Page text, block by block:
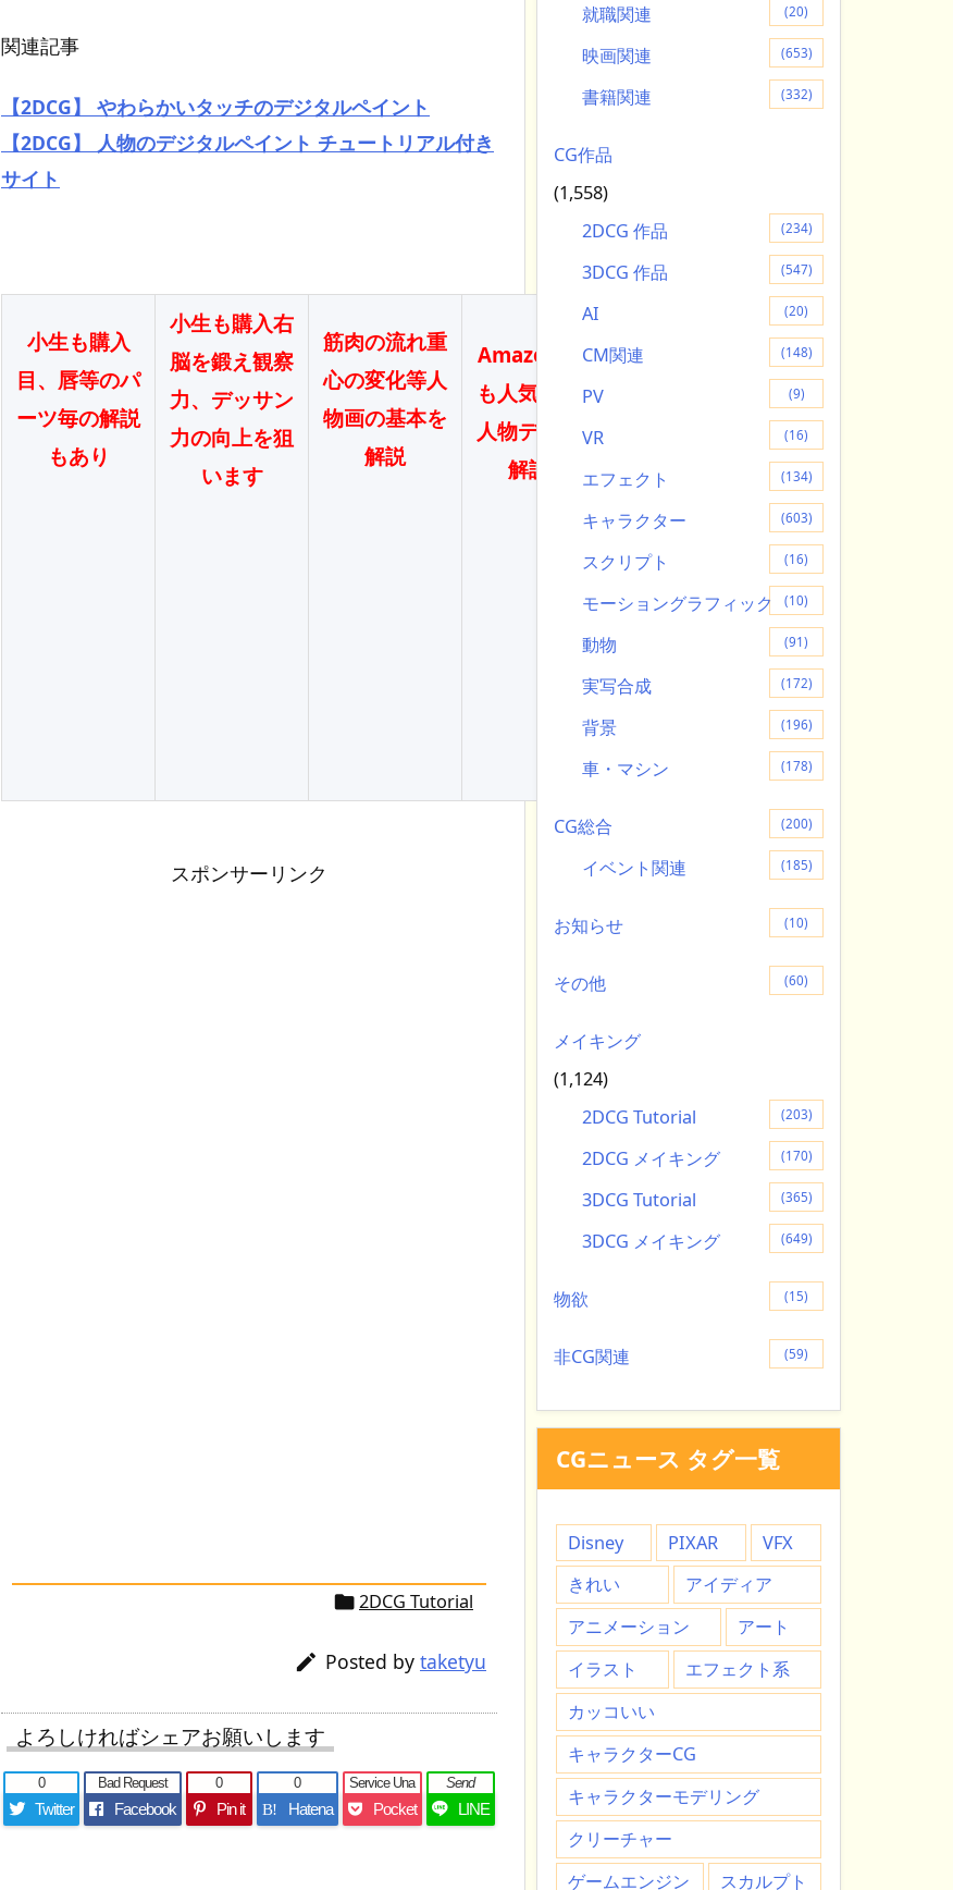
関連記事
【2DCG】 やわらかいタッチのデジタルペイント
【2DCG】 人物のデジタルペイント チュートリアル付き
サイト
小生も購入
目、唇等のパ
ーツ毎の解説
もあり
小生も購入右
脳を鍛え観察
力、デッサン
力の向上を狙
います
筋肉の流れ重
心の変化等人
物画の基本を
解説
Amazonで最
も人気のある
人物デッサン
解説書
スポンサーリンク
2DCG Tutorial
 Posted by taketyu
よろしければシェアお願いします
Twitter
0
Facebook
Bad Request
Pin it
0
B!
Hatena
0
Pocket
Service Una
LINE
Send
就職関連 (20)
映画関連 (653)
書籍関連 (332)
CG作品
(1,558)
2DCG 作品
(234)
3DCG 作品 (547)
AI (20)
CM関連 (148)
PV (9)
VR (16)
エフェクト (134)
キャラクター (603)
スクリプト (16)
モーショングラフィック (10)
動物 (91)
実写合成 (172)
背景 (196)
車・マシン (178)
CG総合 (200)
イベント関連 (185)
お知らせ (10)
その他 (60)
メイキング
(1,124)
2DCG Tutorial
(203)
2DCG メイキング (170)
3DCG Tutorial (365)
3DCG メイキング (649)
物欲 (15)
非CG関連 (59)
CGニュース タグ一覧
Disney PIXAR
VFX
きれい
アイディア
アニメーション
アート
イラスト
エフェクト系
カッコいい
キャラクターCG
キャラクターモデリング
クリーチャー
ゲームエンジン
スカルプト